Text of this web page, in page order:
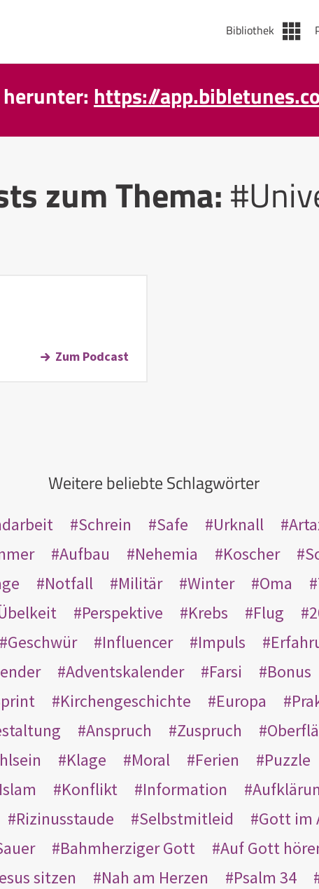
Bibliothek
https://
zum Thema:
Zum Podcast
Weitere beliebte Schlagwörter
Schrein Safe Urknall
Aufbau Nehemia Koscher
Notfall Militär Winter Oma
Perspektive Krebs Flug
Geschwür Influencer Impuls
Adventskalender Farsi Bonus
Kirchengeschichte Europa
Anspruch Zuspruch
Klage Moral Ferien Puzzle
Islam Konflikt Information
Rizinusstaude Selbstmitleid
Gott im
Bahmherziger Gott Auf Gott
sitzen Nah am Herzen Psalm 34